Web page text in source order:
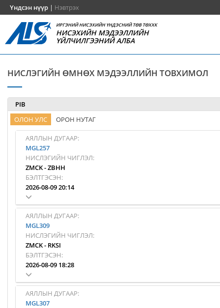
Үндсэн нүүр | Нэвтрэх
ИРГЭНИЙ НИСЭХИЙН ҮНДЭСНИЙ ТӨВ ТӨХХК
НИСЭХИЙН МЭДЭЭЛЛИЙН
ҮЙЛЧИЛГЭЭНИЙ АЛБА
НИСЛЭГИЙН ӨМНӨХ МЭДЭЭЛЛИЙН ТОВХИМОЛ
PIB
ОЛОН УЛС
ОРОН НУТАГ
АЯЛЛЫН ДУГААР:
MGL257
НИСЛЭГИЙН ЧИГЛЭЛ:
ZMCK-ZBHH
БЭЛТГЭСЭН:
2026-08-09 20:14
АЯЛЛЫН ДУГААР:
MGL309
НИСЛЭГИЙН ЧИГЛЭЛ:
ZMCK- RKSI
БЭЛТГЭСЭН:
2026-08-09 18:28
АЯЛЛЫН ДУГААР:
MGL307